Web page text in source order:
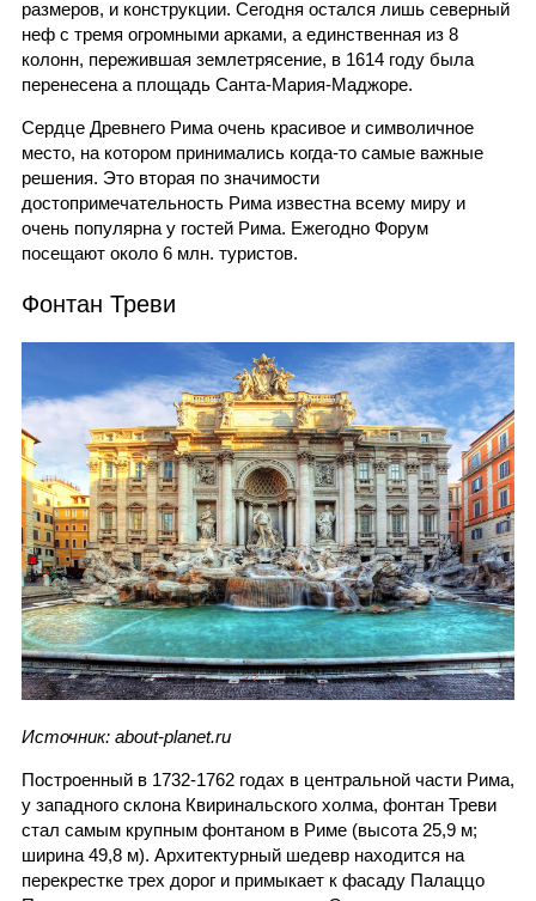
размеров, и конструкции. Сегодня остался лишь северный
неф с тремя огромными арками, а единственная из 8
колонн, пережившая землетрясение, в 1614 году была
перенесена а площадь Санта-Мария-Маджоре.
Сердце Древнего Рима очень красивое и символичное
место, на котором принимались когда-то самые важные
решения. Это вторая по значимости
достопримечательность Рима известна всему миру и
очень популярна у гостей Рима. Ежегодно Форум
посещают около 6 млн. туристов.
Фонтан Треви
Источник: about-planet.ru
Построенный в 1732-1762 годах в центральной части Рима,
у западного склона Квиринальского холма, фонтан Треви
стал самым крупным фонтаном в Риме (высота 25,9 м;
ширина 49,8 м). Архитектурный шедевр находится на
перекрестке трех дорог и примыкает к фасаду Палаццо